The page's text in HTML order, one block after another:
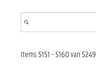
Items 5151 - 5160 van 5249